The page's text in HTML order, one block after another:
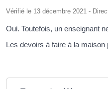
Vérifié le 13 décembre 2021 -
Oui. Toutefois, un enseignant
Les devoirs à faire à la